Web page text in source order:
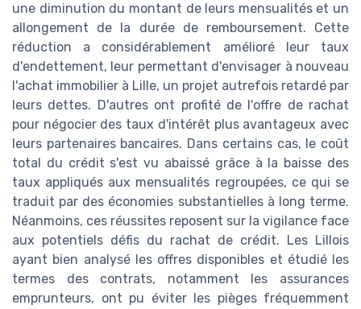
une diminution du montant de leurs mensualités et un
allongement de la durée de remboursement. Cette
réduction a considérablement amélioré leur taux
d'endettement, leur permettant d'envisager à nouveau
l'achat immobilier à Lille, un projet autrefois retardé par
leurs dettes. D'autres ont profité de l'offre de rachat
pour négocier des taux d'intérêt plus avantageux avec
leurs partenaires bancaires. Dans certains cas, le coût
total du crédit s'est vu abaissé grâce à la baisse des
taux appliqués aux mensualités regroupées, ce qui se
traduit par des économies substantielles à long terme.
Néanmoins, ces réussites reposent sur la vigilance face
aux potentiels défis du rachat de crédit. Les Lillois
ayant bien analysé les offres disponibles et étudié les
termes des contrats, notamment les assurances
emprunteurs, ont pu éviter les pièges fréquemment